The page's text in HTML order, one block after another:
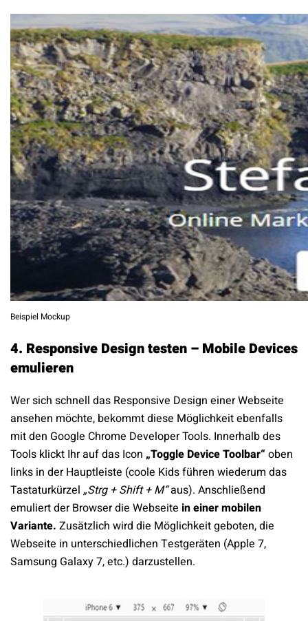
Beispiel Mockup
4. Responsive Design testen – Mobile Devices
emulieren
Wer sich schnell das Responsive Design einer Webseite
ansehen möchte, bekommt diese Möglichkeit ebenfalls
mit den Google Chrome Developer Tools. Innerhalb des
Tools klickt Ihr auf das Icon „Toggle Device Toolbar“ oben
links in der Hauptleiste (coole Kids führen wiederum das
Tastaturkürzel „Strg + Shift + M“aus). Anschließend
emuliert der Browser die Webseite in einer mobilen
Variante. Zusätzlich wird die Möglichkeit geboten, die
Webseite in unterschiedlichen Testgeräten (Apple 7,
Samsung Galaxy 7, etc.) darzustellen.